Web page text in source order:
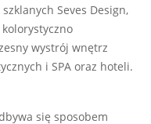
Seves Design,
wystrój wnętrz
i SPA oraz hoteli.
się sposobem